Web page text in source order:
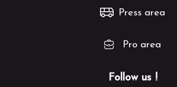
Follow us !
Press area
Pro area